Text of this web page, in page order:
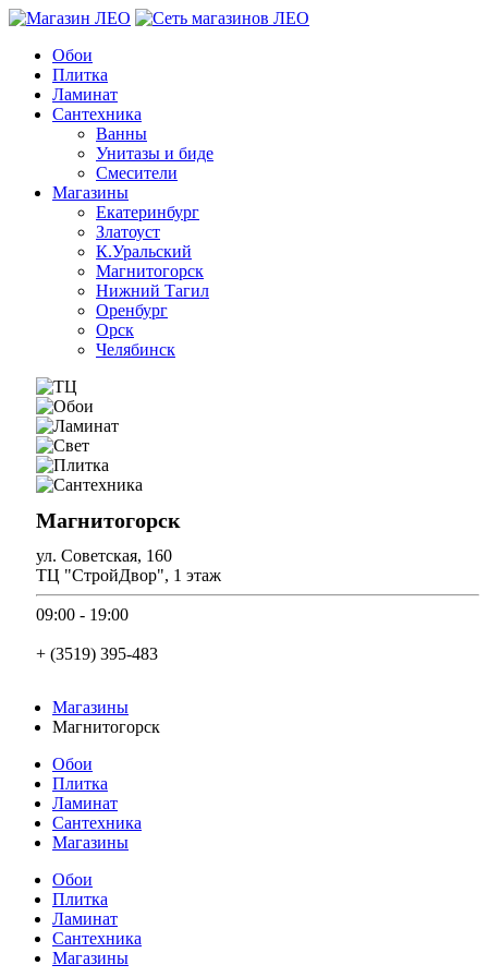
Обои
Плитка
Ламинат
Сантехника
Ванны
Унитазы и биде
Смесители
Магазины
Екатеринбург
Златоуст
К.Уральский
Магнитогорск
Нижний Тагил
Оренбург
Орск
Челябинск
Магнитогорск
ул. Советская, 160
ТЦ "СтройДвор", 1 этаж
09:00 - 19:00
+ (3519) 395-483
Магазины
Магнитогорск
Обои
Плитка
Ламинат
Сантехника
Магазины
Обои
Плитка
Ламинат
Сантехника
Магазины